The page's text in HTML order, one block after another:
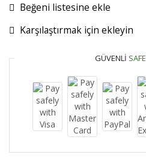
adet
Beğeni listesine ekle
Karşılaştırmak için ekleyin
GÜVENLI SAFE